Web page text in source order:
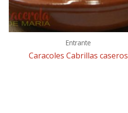
Entrante
Caracoles Cabrillas caseros